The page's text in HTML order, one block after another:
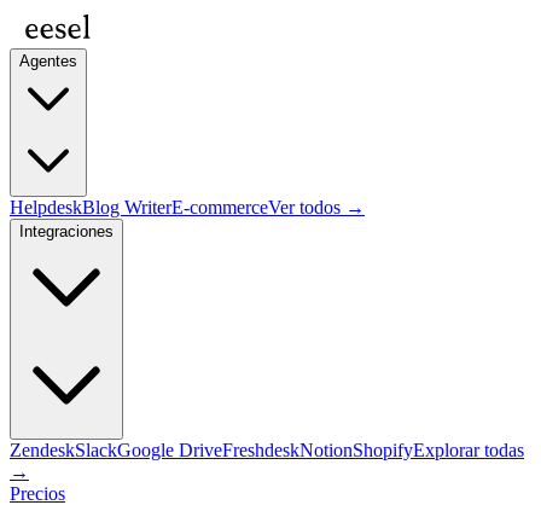
Agentes
HelpdeskBlog WriterE-commerceVer todos →
Integraciones
ZendeskSlackGoogle DriveFreshdeskNotionShopifyExplorar todas
→
Precios